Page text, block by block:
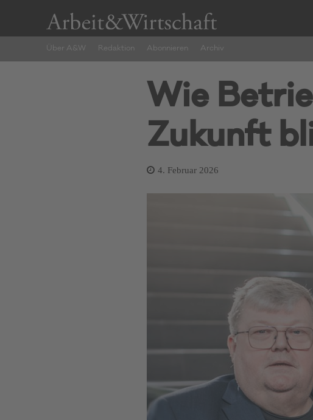
Über A&W Redaktion Abonnieren Archiv
Wie
Zukunft
4. Februar 2026